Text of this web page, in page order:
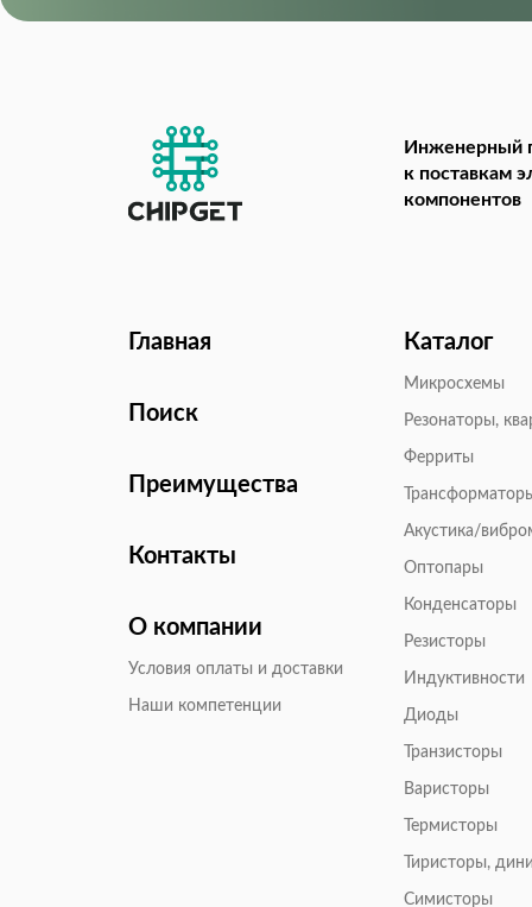
Инженерный
к поставкам
компонентов
Главная
Поиск
Преимущества
Контакты
О компании
Условия оплаты и доставки
Наши компетенции
Каталог
Микросхемы
Резонаторы,
Ферриты
Акустика/
Оптопары
Конденсаторы
Резисторы
Индуктивности
Диоды
Транзисторы
Варисторы
Термисторы
Тиристоры,
Симисторы